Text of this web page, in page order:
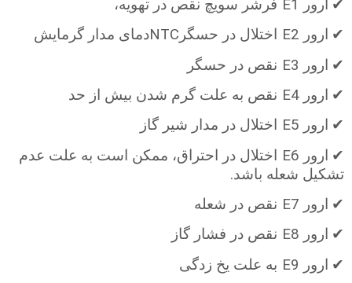
✔ ارور E1 فرشر سویچ نقص در تهویه،
✔ ارور E2 اختلال در حسگر NTCدمای مدار گرمایش
✔ ارور E3 نقص در حسگر
✔ ارور E4 نقص به علت گرم شدن بیش از حد
✔ ارور E5
اختلال در مدار شیر گاز
✔ ارور E6 اختلال در احتراق، ممکن است به علت عدم
تشکیل شعله باشد.
✔ ارور E7 نقص در شعله
✔ ارور E8 نقص در فشار گاز
✔ ارور E9 به علت یخ زدگی